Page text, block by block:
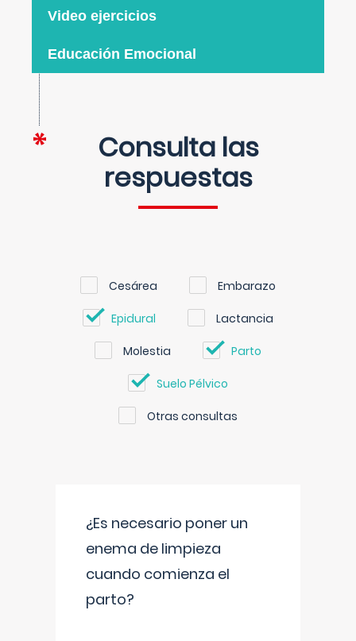
Video ejercicios
Educación Emocional
Consulta las
respuestas
Cesárea Embarazo
Epidural Lactancia
Molestia Parto
Suelo Pélvico
Otras consultas
¿Es necesario poner un
enema de limpieza
cuando comienza el
parto?